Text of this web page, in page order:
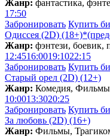
Жанр: фантастика,
17:50
Забронировать Купить
Одиссея (2D)
Жанр: фэнтези, боевик,
12:4516:0019:1022:15
Забронировать Купить
Старый орел (2D) (12+)
Жанр: Комедия,
10:0013:3020:25
Забронировать Купить
За любовь (2D) (16+)
Жанр: Фильмы,